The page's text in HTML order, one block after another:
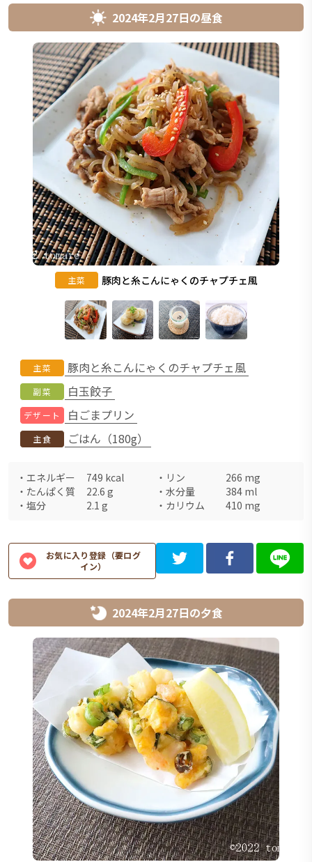
2024年2月27日の昼食
主菜 豚肉と糸こんにゃくのチャプチェ風
主菜 豚肉と糸こんにゃくのチャプチェ風
副菜 白玉餃子
デザート 白ごまプリン
主食 ごはん（180g）
・ エネルギー 749 kcal ・ リン 266 mg
・ たんぱく質 22.6 g ・ 水分量 384 ml
・ 塩分 2.1 g ・ カリウム 410 mg
お気に入り登録（要ログ
イン）
2024年2月27日の夕食